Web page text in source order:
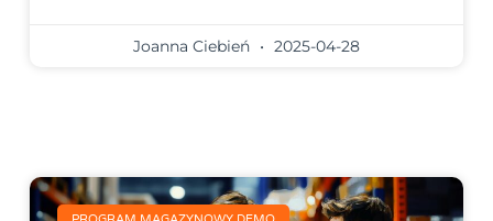
Joanna Ciebień 2025-04-28